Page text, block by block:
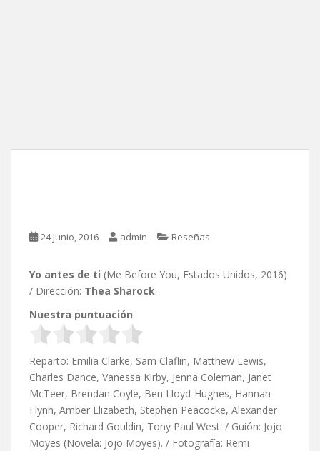
24 junio, 2016 admin Reseñas
Yo antes de ti (Me Before You, Estados Unidos, 2016)
/ Dirección: Thea Sharock.
Nuestra puntuación
Reparto: Emilia Clarke, Sam Claflin, Matthew Lewis,
Charles Dance, Vanessa Kirby, Jenna Coleman, Janet
McTeer, Brendan Coyle, Ben Lloyd-Hughes, Hannah
Flynn, Amber Elizabeth, Stephen Peacocke, Alexander
Cooper, Richard Gouldin, Tony Paul West. / Guión: Jojo
Moyes (Novela: Jojo Moyes). / Fotografía: Remi